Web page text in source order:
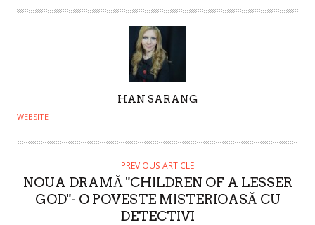
U
H
R
HAN SARANG
WEBSITE
PREVIOUS ARTICLE
NOUA DRAMĂ "CHILDREN OF A LESSER
GOD"- O POVESTE MISTERIOASĂ CU
DETECTIVI